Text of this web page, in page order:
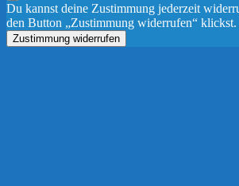
Du kannst deine Zustimmung jederzeit
den Button „Zustimmung widerrufen“ klickst.
Zustimmung widerrufen